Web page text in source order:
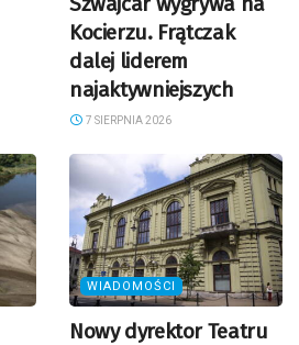
Kocierzu. Frątczak
dalej liderem
najaktywniejszych
7 SIERPNIA 2026
WIADOMOŚCI
Nowy dyrektor Teatru